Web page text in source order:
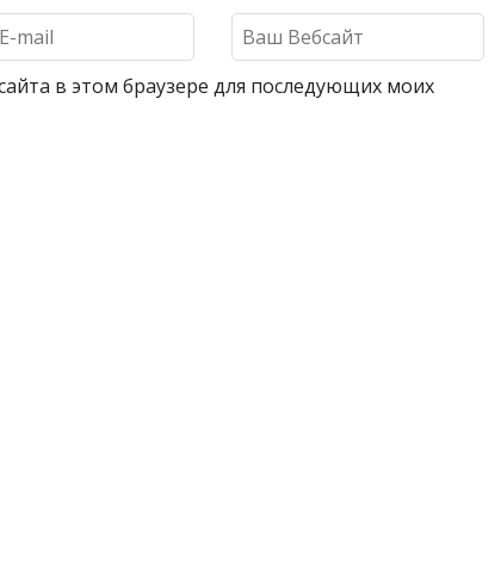
в этом браузере для последующих моих